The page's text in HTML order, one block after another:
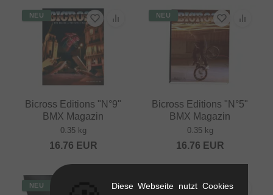
NEU
Bicross Editions "N°9"
BMX Magazin
0.35 kg
16.76 EUR
NEU
Bicross Editions "N°5"
BMX Magazin
0.35 kg
16.76 EUR
NEU NEU
Diese Webseite nutzt Cookies